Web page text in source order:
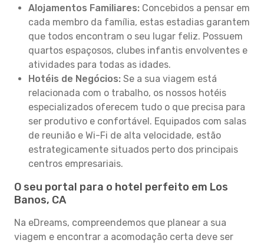
Alojamentos Familiares: Concebidos a pensar em
cada membro da família, estas estadias garantem
que todos encontram o seu lugar feliz. Possuem
quartos espaçosos, clubes infantis envolventes e
atividades para todas as idades.
Hotéis de Negócios: Se a sua viagem está
relacionada com o trabalho, os nossos hotéis
especializados oferecem tudo o que precisa para
ser produtivo e confortável. Equipados com salas
de reunião e Wi-Fi de alta velocidade, estão
estrategicamente situados perto dos principais
centros empresariais.
O seu portal para o hotel perfeito em Los
Banos, CA
Na eDreams, compreendemos que planear a sua
viagem e encontrar a acomodação certa deve ser